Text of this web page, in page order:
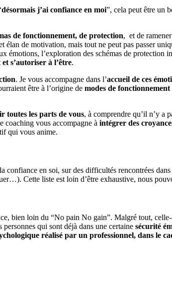
désormais j’ai confiance en moi”, cela peut être un
de fonctionnement, de protection, et de
de motivation, mais tout ne peut pas passer
émotions, l’exploration des schémas de protection
s’autoriser à l’être.
. Je vous accompagne dans l’accueil de ces
être à l’origine de modes de fonctionnement
toutes les parts de vous, à comprendre qu’il n’y a
coaching vous accompagne à intégrer des
qui vous anime.
en soi, sur des difficultés rencontrées
Cette liste est loin d’être exhaustive, nous
bien loin du “No pain No gain”. Malgré tout,
personnes qui sont déjà dans une certaine sécurité
réalisé par un professionnel, dans le